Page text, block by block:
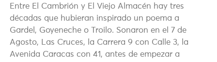
Entre El Cambrión y El Viejo Almacén hay tres
décadas que hubieran inspirado un poema a
Gardel, Goyeneche o Troilo. Sonaron en el 7 de
Agosto, Las Cruces, la Carrera 9 con Calle 3, la
Avenida Caracas con 41, antes de empezar a